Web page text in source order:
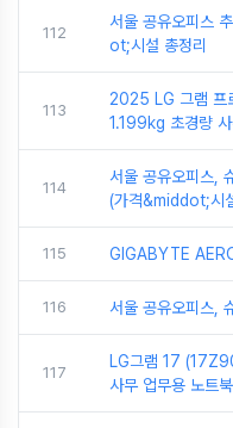
112
서울 공유오피스
ot;시설 총정리
113
2025 LG 그램 프
1.199kg 초경량
114
서울 공유오피스,
(가격&middot;시
115 GIGABYTE
116 서울 공유오피스,
117
LG그램 17
사무 업무용 노트